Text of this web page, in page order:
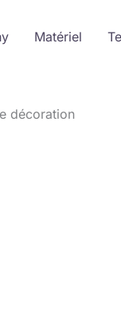
Matériel
décoration